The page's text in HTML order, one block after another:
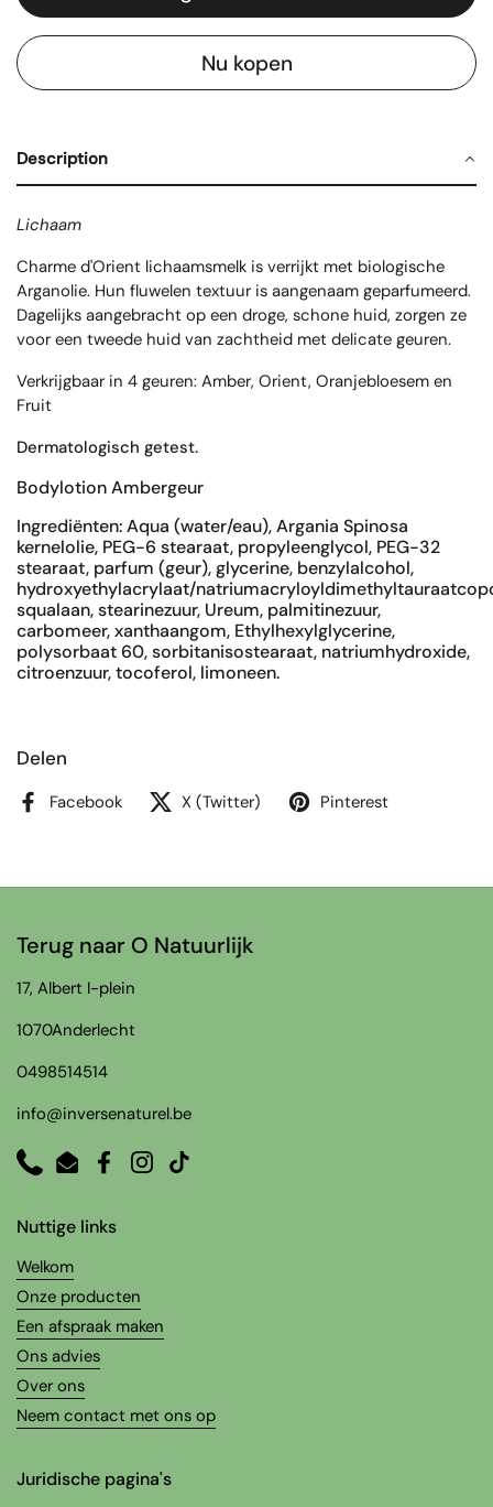
Nu kopen
Description
Lichaam
Charme d'Orient lichaamsmelk is verrijkt met biologische
Arganolie. Hun fluwelen textuur is aangenaam geparfumeerd.
Dagelijks aangebracht op een droge, schone huid, zorgen ze
voor een tweede huid van zachtheid met delicate geuren.
Verkrijgbaar in 4 geuren: Amber, Orient, Oranjebloesem en
Fruit
Dermatologisch getest.
Bodylotion Ambergeur
Ingrediënten: Aqua (water/eau), Argania Spinosa
kernelolie, PEG-6 stearaat, propyleenglycol, PEG-32
stearaat, parfum (geur), glycerine, benzylalcohol,
hydroxyethylacrylaat/
squalaan, stearinezuur, Ureum, palmitinezuur,
carbomeer, xanthaangom, Ethylhexylglycerine,
polysorbaat 60, sorbitanisostearaat, natriumhydroxide,
citroenzuur, tocoferol, limoneen.
Delen
Facebook X (Twitter) Pinterest
Terug naar O Natuurlijk
17, Albert I-plein
1070Anderlecht
0498514514
info@inversenaturel.be
PhoneEmailFacebook
Instagram
TikTok
Nuttige links
Welkom
Onze producten
Een afspraak maken
Ons advies
Over ons
Neem contact met ons op
Juridische pagina's